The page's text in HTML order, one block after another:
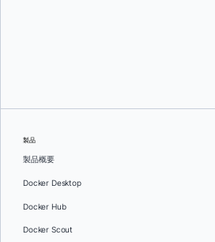
製品
製品概要
Docker Desktop
Docker Hub
Docker Scout